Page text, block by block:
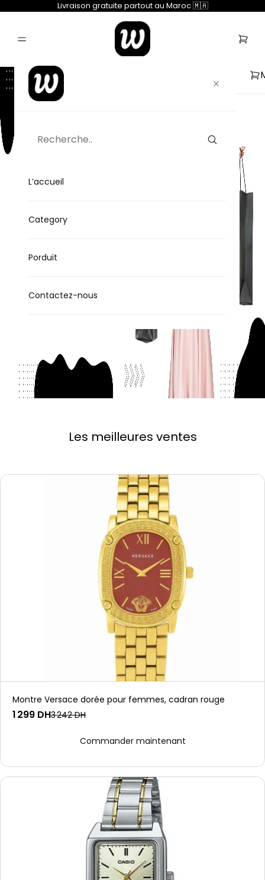
Livraison gratuite partout au Maroc 🇲🇦
L’accueil
Category
Porduit
Contactez-nous
Style Et Élégance À Portée De
Main
Des accessoires qui font la différence
Découvrez nos produits
Les meilleures ventes
Montre Versace dorée pour femmes, cadran rouge
1 299 DH3 242 DH